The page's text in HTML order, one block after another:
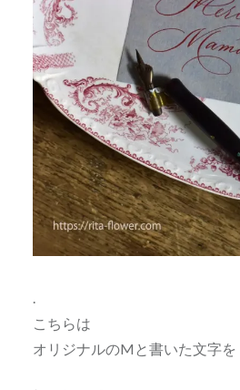
.
こちらは
オリジナルのMと書いた文字を